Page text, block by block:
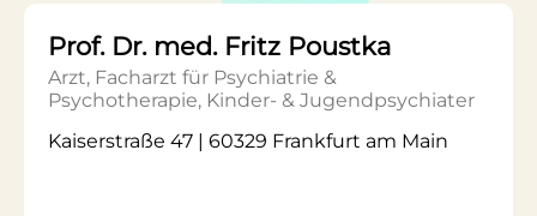
Prof. Dr. med. Fritz Poustka
Arzt, Facharzt für Psychiatrie &
Psychotherapie, Kinder- & Jugendpsychiater
Kaiserstraße 47 | 60329 Frankfurt am Main